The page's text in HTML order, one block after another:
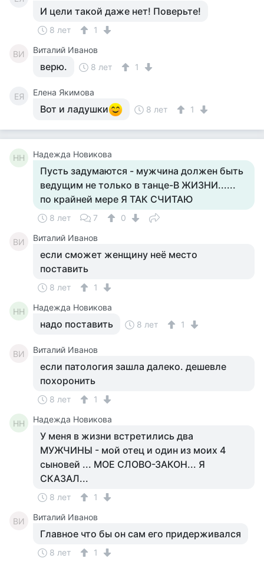
И цели такой даже нет! Поверьте!
8 лет 1
ВИ Виталий Иванов
верю. 8 лет 1
ЕЯ Елена Якимова
Вот и ладушки 8 лет 1
НН Надежда Новикова
Пусть задумаются - мужчина должен быть
ведущим не только в танце-В ЖИЗНИ......
по крайней мере Я ТАК СЧИТАЮ
8 лет 7 0
ВИ Виталий Иванов
если сможет женщину неё место
поставить
8 лет 1
НН Надежда Новикова
надо поставить 8 лет 1
ВИ Виталий Иванов
если патология зашла далеко. дешевле
похоронить
8 лет 1
НН Надежда Новикова
У меня в жизни встретились два
МУЖЧИНЫ - мой отец и один из моих 4
сыновей ... МОЕ СЛОВО-ЗАКОН... Я
СКАЗАЛ...
8 лет 1
ВИ Виталий Иванов
Главное что бы он сам его придерживался
8 лет 1